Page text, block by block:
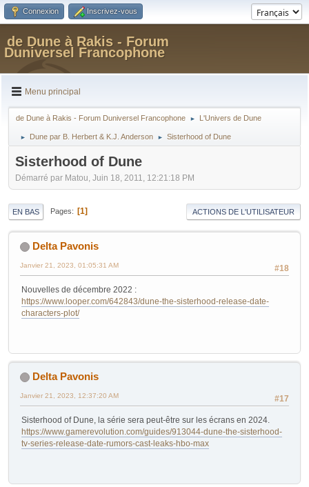
Connexion Inscrivez-vous
de Dune à Rakis - Forum
Duniversel Francophone
Menu principal
de Dune à Rakis - Forum Duniversel Francophone ► L'Univers de Dune
► Dune par B. Herbert & K.J. Anderson ► Sisterhood of Dune
Sisterhood of Dune
Démarré par Matou, Juin 18, 2011, 12:21:18 PM
EN BAS Pages 1 ACTIONS DE L'UTILISATEUR
Delta Pavonis
#18
Janvier 21, 2023, 01:05:31 AM
Nouvelles de décembre 2022 :
https://www.looper.com/642843/dune-the-sisterhood-release-date-
characters-plot/
Delta Pavonis
#17
Janvier 21, 2023, 12:37:20 AM
Sisterhood of Dune, la série sera peut-être sur les écrans en 2024.
https://www.gamerevolution.com/guides/913044-dune-the-sisterhood-
tv-series-release-date-rumors-cast-leaks-hbo-max